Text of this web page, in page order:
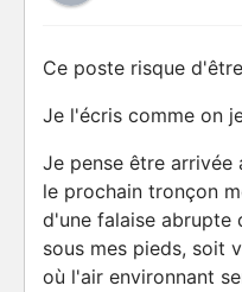
Ce poste risque
Je l'écris comme on
Je pense être
le prochain tronçon
d'une falaise abrupte
sous mes pieds, soit
où l'air environnant